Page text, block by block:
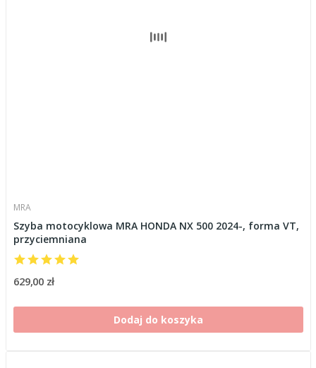
MRA
Szyba motocyklowa MRA HONDA NX 500 2024-, forma VT,
przyciemniana
629,00 zł
Dodaj do koszyka